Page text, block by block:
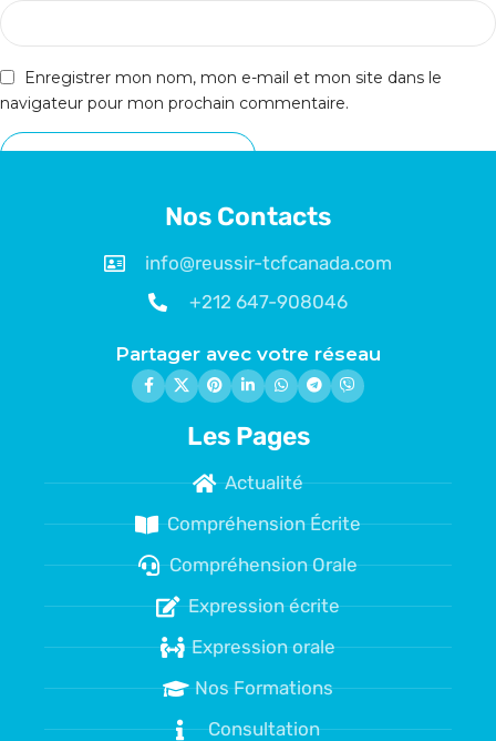
Enregistrer mon nom, mon e-mail et mon site dans le
navigateur pour mon prochain commentaire.
Nos Contacts
info@reussir-tcfcanada.com
+212 647-908046
Partager avec votre réseau
Les Pages
Actualité
Compréhension Écrite
Compréhension Orale
Expression écrite
Expression orale
Nos Formations
Consultation